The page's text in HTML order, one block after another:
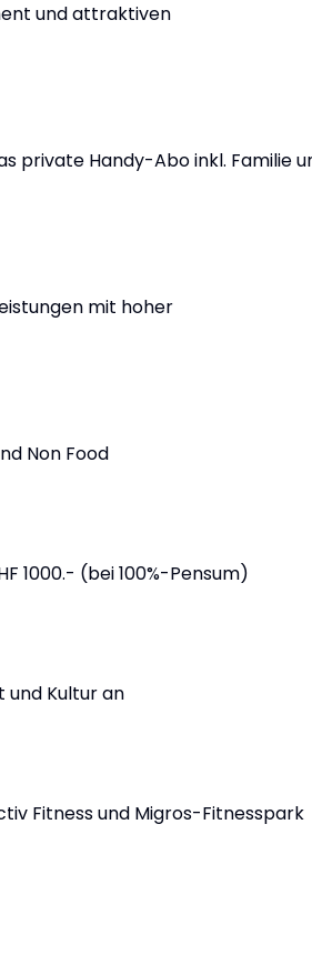
und attraktiven
private Handy-Abo inkl. Familie
mit hoher
Non Food
1000.- (bei 100%-Pensum)
und Kultur an
Fitness und Migros-Fitnesspark